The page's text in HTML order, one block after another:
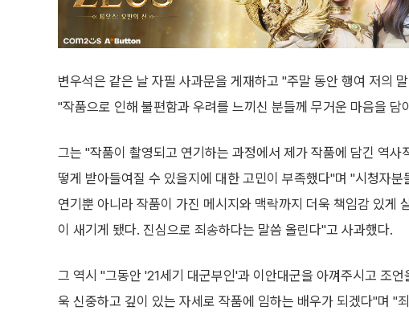
변우석은 같은 날 자필 사과문을 게재하고 "주말 동안 행여 저의
"작품으로 인해 불편함과 우려를 느끼신 분들께 무거운 마음을 담
그는 "작품이 촬영되고 연기하는 과정에서 제가 작품에 담긴 역
떻게 받아들여질 수 있을지에 대한 고민이 부족했다"며 "시청자
연기뿐 아니라 작품이 가진 메시지와 맥락까지 더욱 책임감 있게
이 새기게 됐다. 진심으로 죄송하다는 말씀 올린다"고 사과했다.
그 역시 "그동안 '21세기 대군부인'과 이안대군을 아껴주시고 조
욱 신중하고 깊이 있는 자세로 작품에 임하는 배우가 되겠다"며 "